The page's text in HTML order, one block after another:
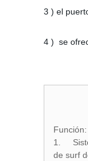
3 ) el
4 ) se
Función:
1.
de surf